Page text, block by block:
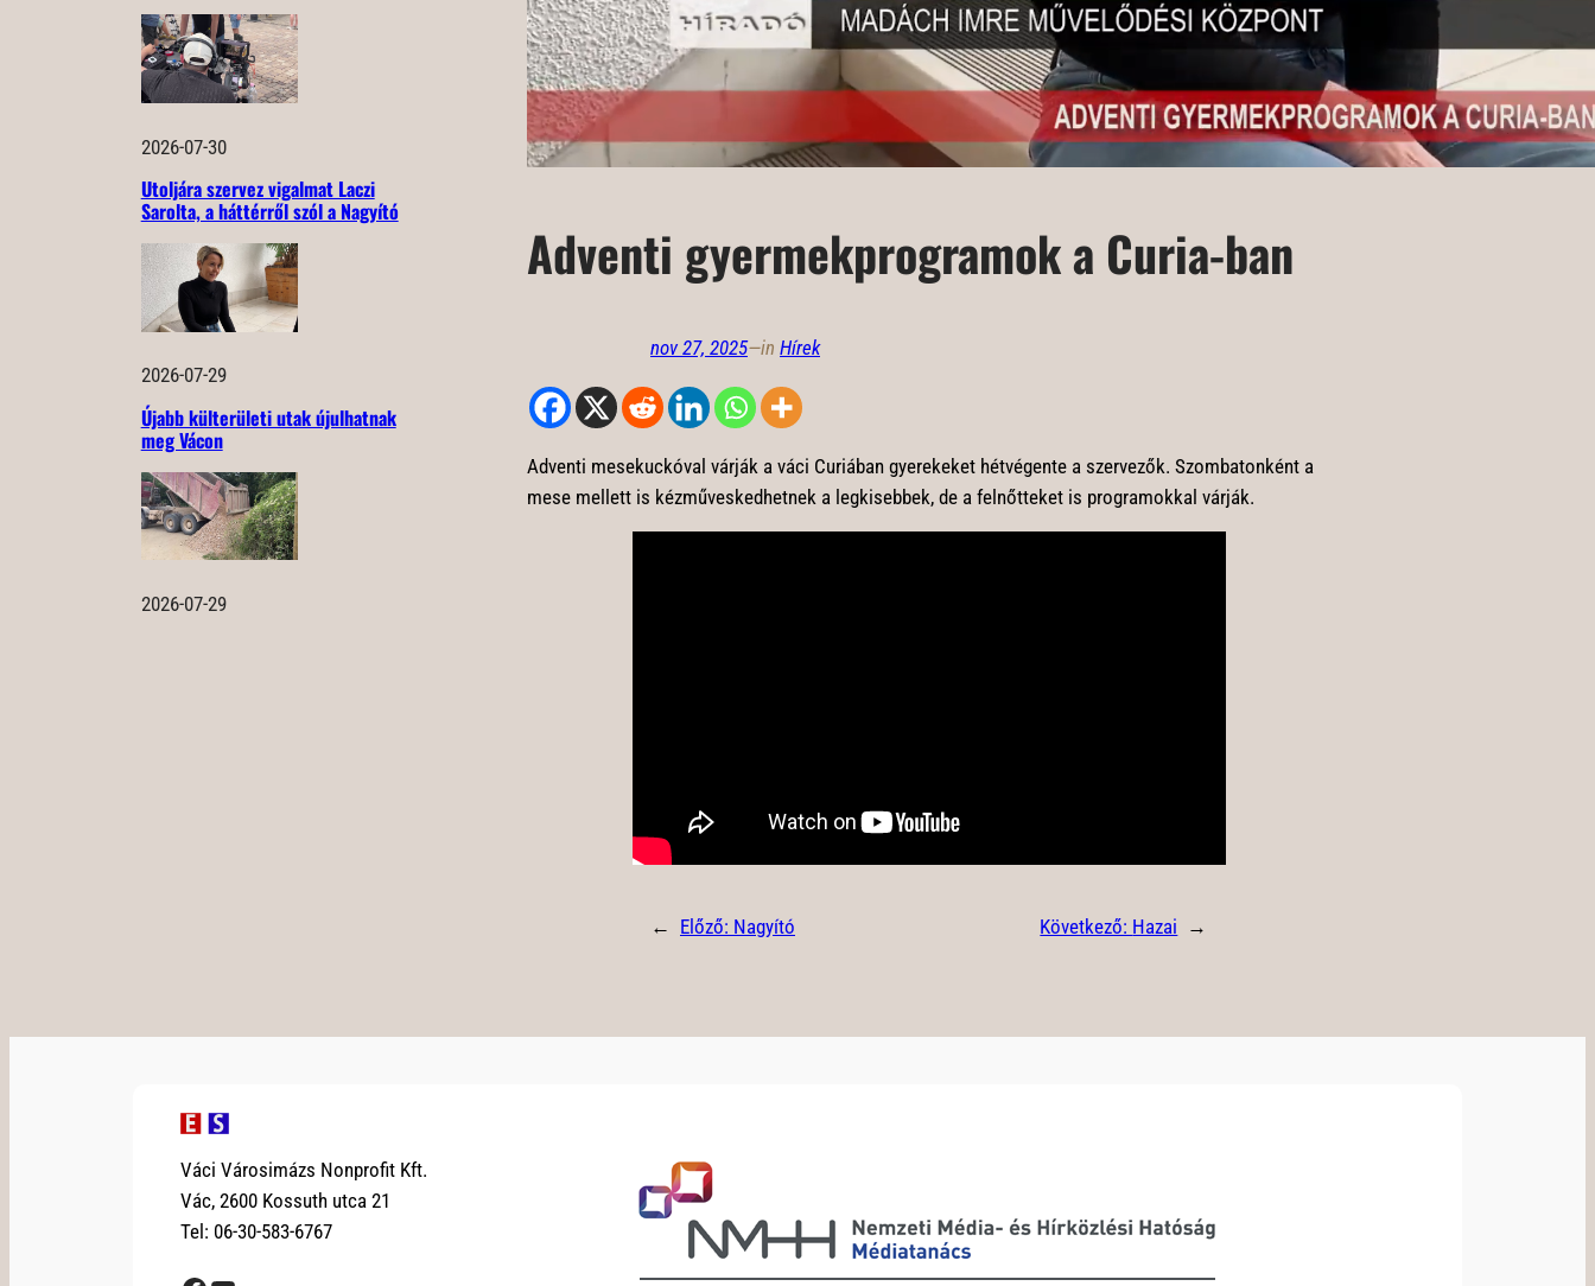
2026-07-30
Utoljára szervez vigalmat Laczi
Sarolta, a háttérről szól a Nagyító
2026-07-29
Újabb külterületi utak újulhatnak
meg Vácon
2026-07-29
Adventi gyermekprogramok a Curia-ban
nov 27, 2025—in Hírek
Adventi mesekuckóval várják a váci Curiában gyerekeket hétvégente a szervezők. Szombatonként a
mese mellett is kézműveskedhetnek a legkisebbek, de a felnőtteket is programokkal várják.
← Előző: Nagyító Következő: Hazai →
Váci Városimázs Nonprofit Kft.
Vác, 2600 Kossuth utca 21
Tel: 06-30-583-6767